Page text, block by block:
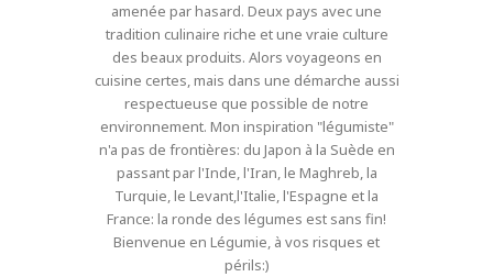
amenée par hasard. Deux pays avec une
tradition culinaire riche et une vraie culture
des beaux produits. Alors voyageons en
cuisine certes, mais dans une démarche aussi
respectueuse que possible de notre
environnement. Mon inspiration "légumiste"
n'a pas de frontières: du Japon à la Suède en
passant par l'Inde, l'Iran, le Maghreb, la
Turquie, le Levant,l'Italie, l'Espagne et la
France: la ronde des légumes est sans fin!
Bienvenue en Légumie, à vos risques et
périls:)